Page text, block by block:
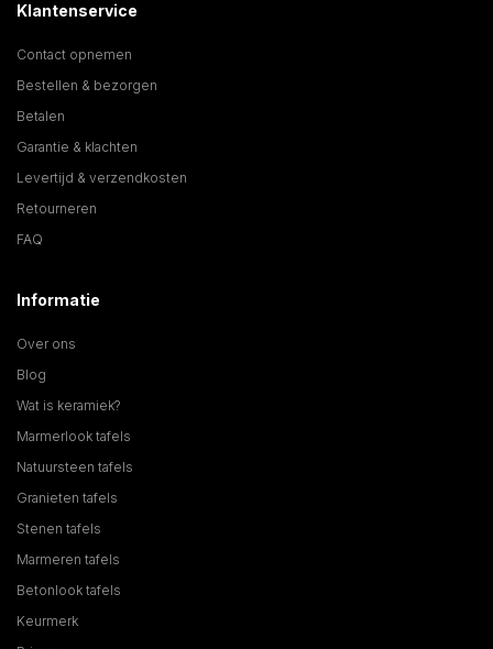
Klantenservice
Contact opnemen
Bestellen & bezorgen
Betalen
Garantie & klachten
Levertijd & verzendkosten
Retourneren
FAQ
Informatie
Over ons
Blog
Wat is keramiek?
Marmerlook tafels
Natuursteen tafels
Granieten tafels
Stenen tafels
Marmeren tafels
Betonlook tafels
Keurmerk